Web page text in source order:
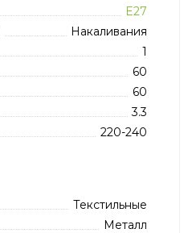
E27
Накаливания
1
60
60
3.3
220-240
Текстильные
Металл